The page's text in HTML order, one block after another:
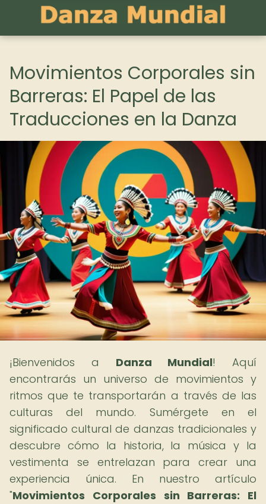
Movimientos Corporales sin
Barreras: El Papel de las
Traducciones en la Danza
¡Bienvenidos a Danza Mundial! Aquí
encontrarás un universo de movimientos y
ritmos que te transportarán a través de las
culturas del mundo. Sumérgete en el
significado cultural de danzas tradicionales y
descubre cómo la historia, la música y la
vestimenta se entrelazan para crear una
experiencia única. En nuestro artículo
"Movimientos Corporales sin Barreras: El